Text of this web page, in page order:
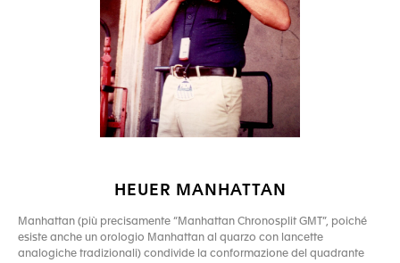
HEUER MANHATTAN
Manhattan (più precisamente “Manhattan Chronosplit GMT”, poiché
esiste anche un orologio Manhattan al quarzo con lancette
analogiche tradizionali) condivide la conformazione del quadrante